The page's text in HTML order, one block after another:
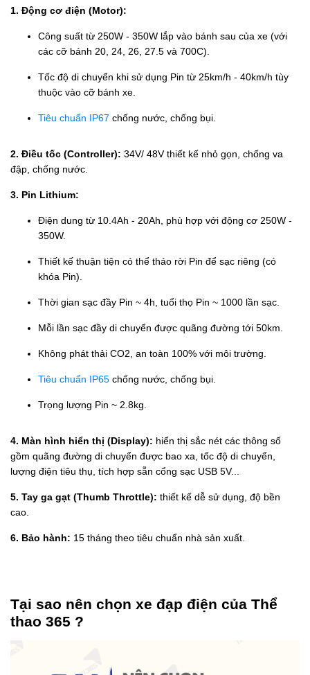
1. Động cơ điện (Motor):
Công suất từ 250W - 350W lắp vào bánh sau của xe (với
các cỡ bánh 20, 24, 26, 27.5 và 700C).
Tốc độ di chuyển khi sử dụng Pin từ 25km/h - 40km/h tùy
thuộc vào cỡ bánh xe.
Tiêu chuẩn IP67 chống nước, chống bụi.
2. Điều tốc (Controller): 34V/ 48V thiết kế nhỏ gọn, chống va
đập, chống nước.
3. Pin Lithium:
Điện dung từ 10.4Ah - 20Ah, phù hợp với động cơ 250W -
350W.
Thiết kế thuận tiện có thể tháo rời Pin để sạc riêng (có
khóa Pin).
Thời gian sạc đầy Pin ~ 4h, tuổi thọ Pin ~ 1000 lần sạc.
Mỗi lần sạc đầy di chuyển được quãng đường tới 50km.
Không phát thải CO2, an toàn 100% với môi trường.
Tiêu chuẩn IP65 chống nước, chống bụi.
Trọng lượng Pin ~ 2.8kg.
4. Màn hình hiển thị (Display): hiển thị sắc nét các thông số
gồm quãng đường di chuyển được bao xa, tốc độ di chuyển,
lượng điện tiêu thụ, tích hợp sẵn cổng sạc USB 5V...
5. Tay ga gạt (Thumb Throttle): thiết kế dễ sử dụng, độ bền
cao.
6. Bảo hành: 15 tháng theo tiêu chuẩn nhà sản xuất.
Tại sao nên chọn xe đạp điện của Thể
thao 365 ?